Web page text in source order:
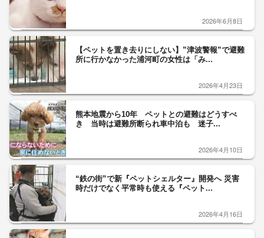
2026年6月8日
【ペットを置き去りにしない】”津波警報”で避難
所に行かなかった浦河町の女性は「み...
2026年4月23日
熊本地震から10年 ペットとの避難はどうすべ
き 当時は避難所断られ車中泊も 迷子...
2026年4月10日
“鉄の街”で新『ペットシェルター』開発へ 災害
時だけでなく平常時も使える『ペット...
2026年4月16日